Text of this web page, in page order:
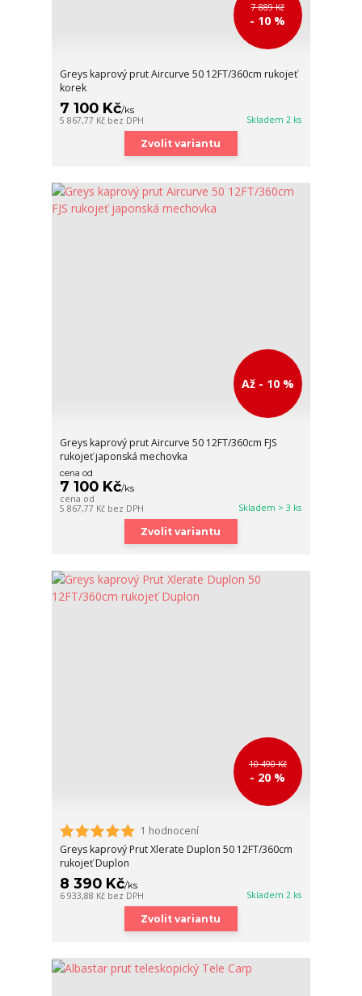
7 889 Kč
- 10 %
Greys kaprový prut Aircurve 50 12FT/360cm rukojeť
korek
7 100 Kč/ks
5 867,77 Kč bez DPH Skladem 2 ks
Zvolit variantu
Až - 10 %
Greys kaprový prut Aircurve 50 12FT/360cm FJS
rukojeť japonská mechovka
cena od
7 100 Kč/ks
cena od
5 867,77 Kč bez DPH Skladem > 3 ks
Zvolit variantu
10 490 Kč
- 20 %
1 hodnocení
Greys kaprový Prut Xlerate Duplon 50 12FT/360cm
rukojeť Duplon
8 390 Kč/ks
6 933,88 Kč bez DPH Skladem 2 ks
Zvolit variantu